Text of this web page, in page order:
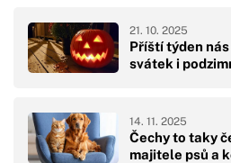
Příští týden
svátek i
21. 10. 2025
Čechy to taky
majitele psů a
14. 11. 2025